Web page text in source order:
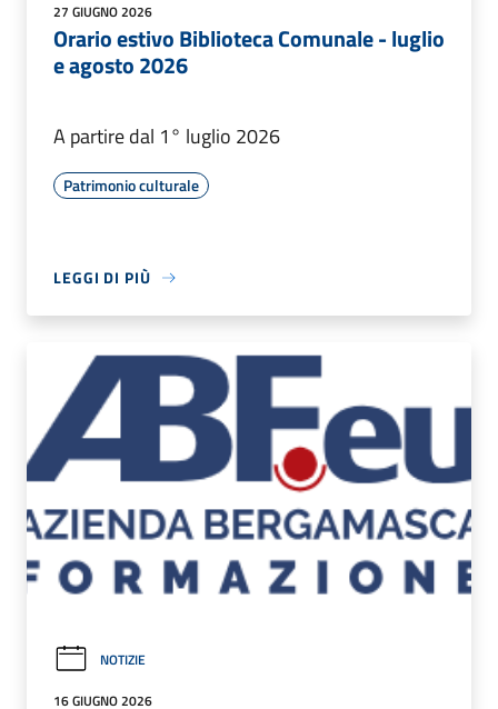
27 GIUGNO 2026
Orario estivo Biblioteca Comunale - luglio
e agosto 2026
A partire dal 1° luglio 2026
Patrimonio culturale
LEGGI DI PIÙ
NOTIZIE
16 GIUGNO 2026